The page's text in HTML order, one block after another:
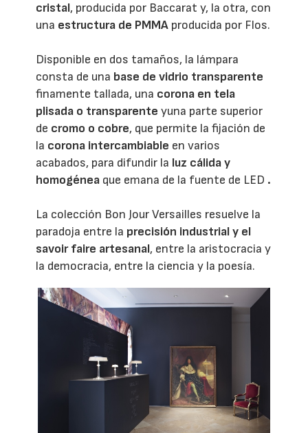
cristal, producida por Baccarat y, la otra, con
una estructura de PMMA producida por Flos.
Disponible en dos tamaños, la lámpara
consta de una base de vidrio transparente
finamente tallada, una corona en tela
plisada o transparenteyuna parte superior
de cromo o cobre, que permite la fijación de
la corona intercambiable en varios
acabados, para difundir la luz cálida y
homogénea que emana de la fuente de LED .
La colección Bon Jour Versailles resuelve la
paradoja entre la precisión industrial y el
savoir faire artesanal, entre la aristocracia y
la democracia, entre la ciencia y la poesía.